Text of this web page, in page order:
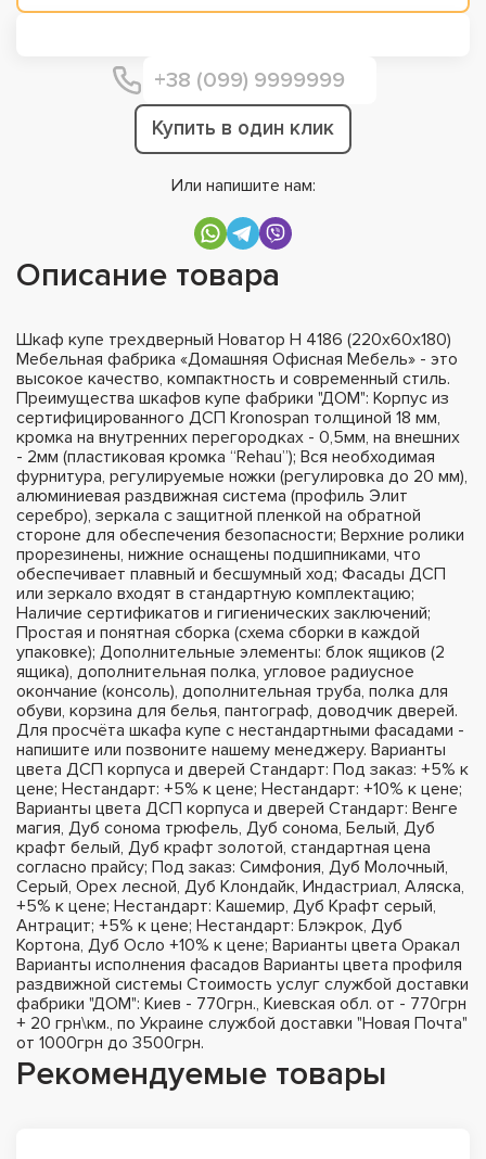
Купить в один клик
Или напишите нам:
Описание товара
Шкаф купе трехдверный Новатор Н 4186 (220х60х180)
Мебельная фабрика «Домашняя Офисная Мебель» - это
высокое качество, компактность и современный стиль.
Преимущества шкафов купе фабрики "ДОМ": Корпус из
сертифицированного ДСП Kronospan толщиной 18 мм,
кромка на внутренних перегородках - 0,5мм, на внешних
- 2мм (пластиковая кромка “Rehau”); Вся необходимая
фурнитура, регулируемые ножки (регулировка до 20 мм),
алюминиевая раздвижная система (профиль Элит
серебро), зеркала с защитной пленкой на обратной
стороне для обеспечения безопасности; Верхние ролики
прорезинены, нижние оснащены подшипниками, что
обеспечивает плавный и бесшумный ход; Фасады ДСП
или зеркало входят в стандартную комплектацию;
Наличие сертификатов и гигиенических заключений;
Простая и понятная сборка (схема сборки в каждой
упаковке); Дополнительные элементы: блок ящиков (2
ящика), дополнительная полка, угловое радиусное
окончание (консоль), дополнительная труба, полка для
обуви, корзина для белья, пантограф, доводчик дверей.
Для просчёта шкафа купе с нестандартными фасадами -
напишите или позвоните нашему менеджеру. Варианты
цвета ДСП корпуса и дверей Стандарт: Под заказ: +5% к
цене; Нестандарт: +5% к цене; Нестандарт: +10% к цене;
Варианты цвета ДСП корпуса и дверей Стандарт: Венге
магия, Дуб сонома трюфель, Дуб сонома, Белый, Дуб
крафт белый, Дуб крафт золотой, стандартная цена
согласно прайсу; Под заказ: Симфония, Дуб Молочный,
Серый, Орех лесной, Дуб Клондайк, Индастриал, Аляска,
+5% к цене; Нестандарт: Кашемир, Дуб Крафт серый,
Антрацит; +5% к цене; Нестандарт: Блэкрок, Дуб
Кортона, Дуб Осло +10% к цене; Варианты цвета Оракал
Варианты исполнения фасадов Варианты цвета профиля
раздвижной системы Стоимость услуг службой доставки
фабрики "ДОМ": Киев - 770грн., Киевская обл. от - 770грн
+ 20 грн\км., по Украине службой доставки "Новая Почта"
от 1000грн до 3500грн.
Рекомендуемые товары